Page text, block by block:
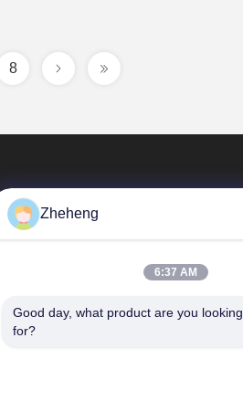
8
Γρήγορες Συνδέσεις
Zheheng
6:37 AM
Good day, what product are you looking
for?